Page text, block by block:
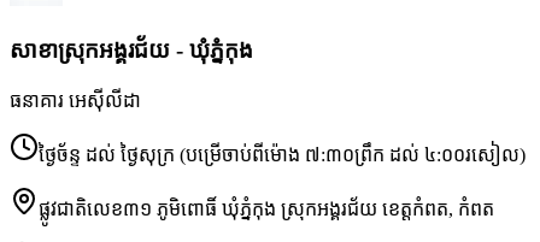
សាខា​ស្រុកអង្គរជ័យ - ឃុំភ្នំកុង
ធនាគារ អេស៊ីលីដា
ថ្ងៃច័ន្ទ ដល់ ថ្ងៃសុក្រ (បម្រើចាប់ពីម៉ោង ៧:៣០ព្រឹក ដល់ ៤:០០រសៀល)
ផ្លូវជាតិលេខ៣១ ភូមិពោធិ៍ ឃុំភ្នំកុង ស្រុកអង្គរជ័យ ខេត្តកំពត, កំពត